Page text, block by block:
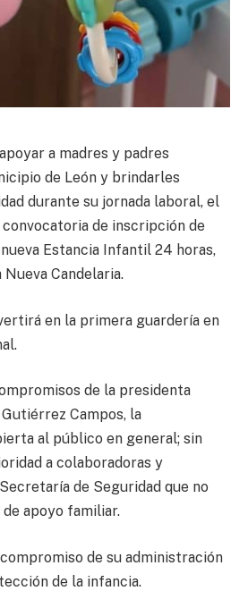
a madres y padres
de León y brindarles
durante su jornada laboral, el
de inscripción de
Estancia Infantil 24 horas,
Candelaria.
en la primera guardería en
de la presidenta
Campos, la
al público en general; sin
a colaboradoras y
de Seguridad que no
apoyo familiar.
de su administración
de la infancia.